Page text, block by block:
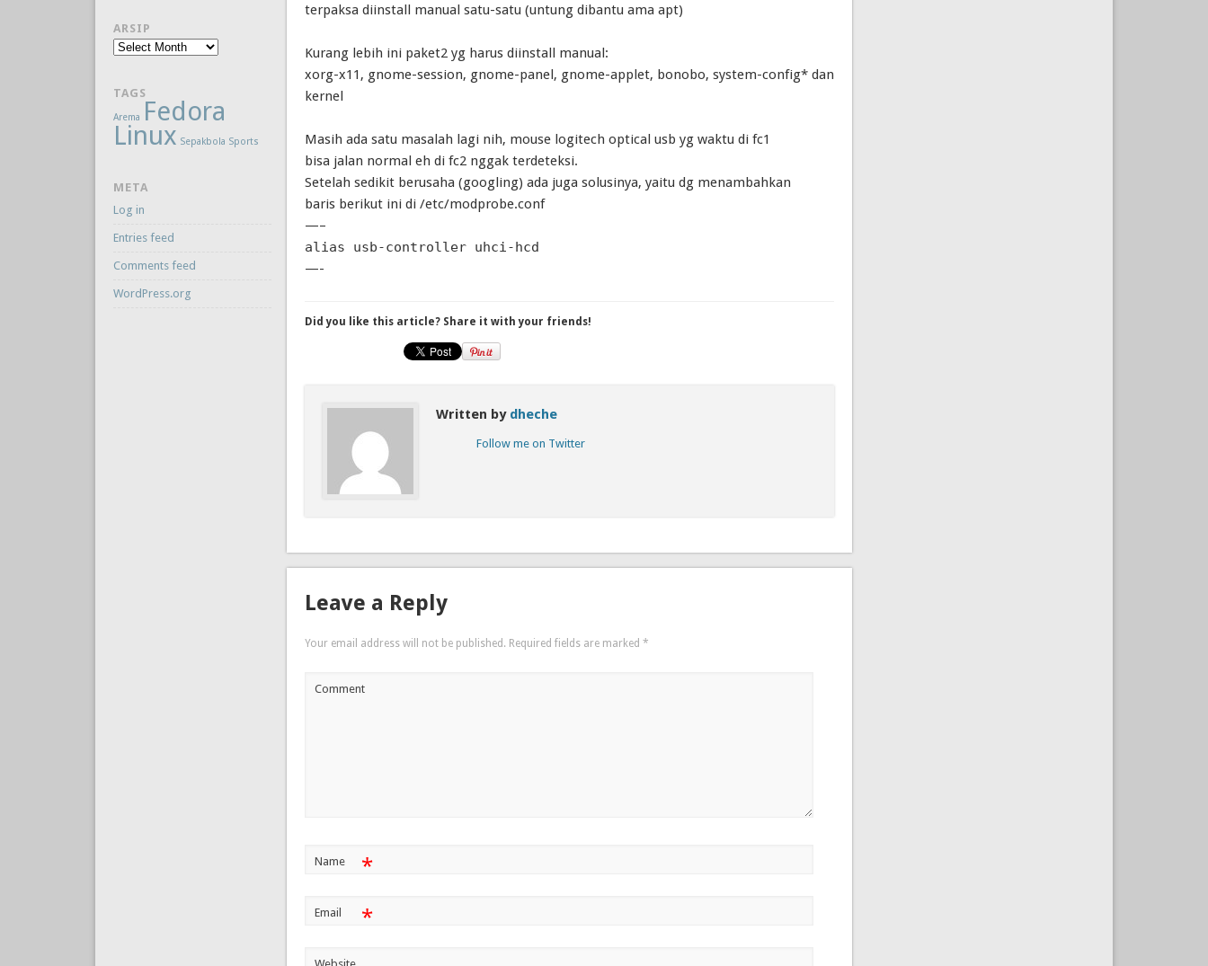
terpaksa diinstall manual satu-satu (untung dibantu ama apt)
Kurang lebih ini paket2 yg harus diinstall manual:
xorg-x11, gnome-session, gnome-panel, gnome-applet, bonobo, system-config* dan
kernel
Masih ada satu masalah lagi nih, mouse logitech optical usb yg waktu di fc1
bisa jalan normal eh di fc2 nggak terdeteksi.
Setelah sedikit berusaha (googling) ada juga solusinya, yaitu dg menambahkan
baris berikut ini di /etc/modprobe.conf
—–
alias usb-controller uhci-hcd
—-
Did you like this article? Share it with your friends!
Written by dheche
Follow me on Twitter
Leave a Reply
Your email address will not be published. Required fields are marked *
Comment
Name *
Email *
ARSIP
Arsip
TAGS
Arema Fedora
Linux Sepakbola Sports
META
Log in
Entries feed
Comments feed
WordPress.org